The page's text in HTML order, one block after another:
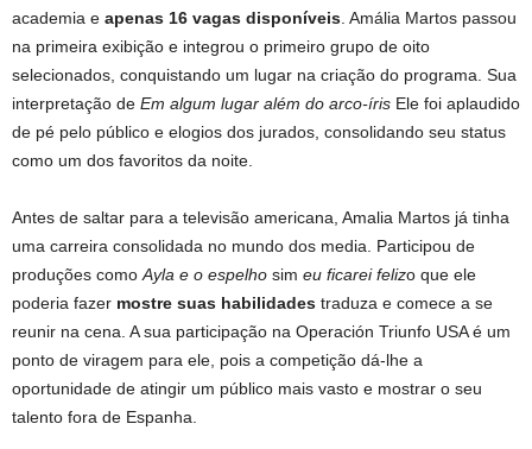
academia e apenas 16 vagas disponíveis . Amália Martos passou
na primeira exibição e integrou o primeiro grupo de oito
selecionados, conquistando um lugar na criação do programa. Sua
interpretação de Em algum lugar além do arco-íris Ele foi aplaudido
de pé pelo público e elogios dos jurados, consolidando seu status
como um dos favoritos da noite.
Antes de saltar para a televisão americana, Amalia Martos já tinha
uma carreira consolidada no mundo dos media. Participou de
produções como Ayla e o espelho sim eu ficarei felizo que ele
poderia fazer mostre suas habilidades traduza e comece a se
reunir na cena. A sua participação na Operación Triunfo USA é um
ponto de viragem para ele, pois a competição dá-lhe a
oportunidade de atingir um público mais vasto e mostrar o seu
talento fora de Espanha.